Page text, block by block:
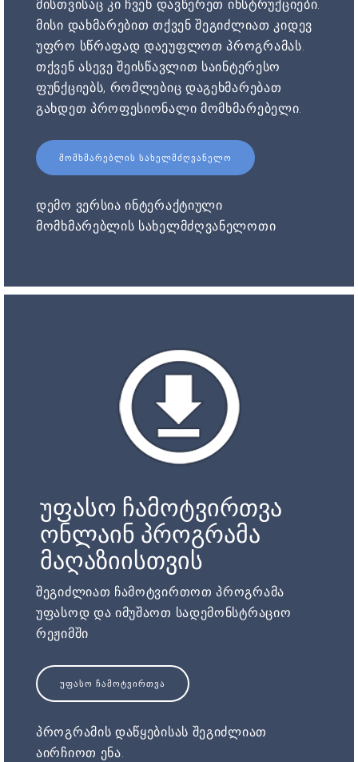
მისთვისაც კი ჩვენ დავწერეთ ინსტრუქციები.
მისი დახმარებით თქვენ შეგიძლიათ კიდევ
უფრო სწრაფად დაეუფლოთ პროგრამას.
თქვენ ასევე შეისწავლით საინტერესო
ფუნქციებს, რომლებიც დაგეხმარებათ
გახდეთ პროფესიონალი მომხმარებელი.
ᲛᲝᲛᲮᲛᲐᲠᲔᲑᲚᲘᲡ ᲡᲐᲮᲔᲚᲛᲫᲦᲕᲐᲜᲔᲚᲝ
დემო ვერსია ინტერაქტიული
მომხმარებლის სახელმძღვანელოთი
უფასო ჩამოტვირთვა
ონლაინ პროგრამა
მაღაზიისთვის
შეგიძლიათ ჩამოტვირთოთ პროგრამა
უფასოდ და იმუშაოთ სადემონსტრაციო
რეჟიმში
ᲣᲤᲐᲡᲝ ᲩᲐᲛᲝᲢᲕᲘᲠᲗᲕᲐ
პროგრამის დაწყებისას შეგიძლიათ
აირჩიოთ ენა.